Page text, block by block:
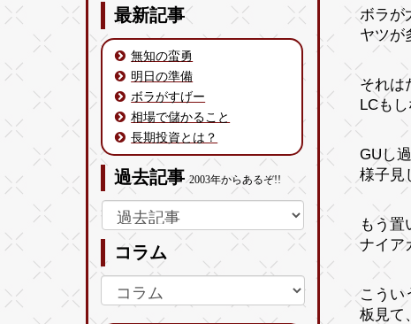
最新記事
無知の蛮勇
明日の準備
ボラがすげー
相場で儲かること
長期投資とは？
過去記事2003年からあるぞ!!
コラム
ボラが
ヤツが
それは
LCも
GUし
様子見
もう置
ナイア
こうい
板見て